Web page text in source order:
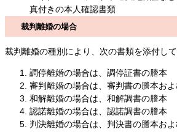
真付きの本人確認書類
裁判離婚の場合
裁判離婚の種別により、次の書類を添付し
​調停離婚の場合は、調停証書の謄本
審判離婚の場合は、審判書の謄本お
和解離婚の場合は、和解調書の謄本
認諾離婚の場合は、認諾調書の謄本
判決離婚の場合は、判決書の謄本お